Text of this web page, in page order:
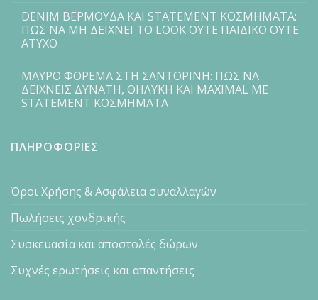
DENIM ΒΕΡΜΟΥΔΑ ΚΑΙ STATEMENT ΚΟΣΜΗΜΑΤΑ:
ΠΩΣ ΝΑ ΜΗ ΔΕΙΧΝΕΙ ΤΟ LOOK ΟΥΤΕ ΠΑΙΔΙΚΟ ΟΥΤΕ
ΑΤΥΧΟ
ΜΑΥΡΟ ΦΟΡΕΜΑ ΣΤΗ ΣΑΝΤΟΡΙΝΗ: ΠΩΣ ΝΑ
ΔΕΙΧΝΕΙΣ ΔΥΝΑΤΗ, ΘΗΛΥΚΗ ΚΑΙ MAXIMAL ΜΕ
STATEMENT ΚΟΣΜΗΜΑΤΑ
ΠΛΗΡΟΦΟΡΙΕΣ
Όροι Χρήσης & Ασφάλεια συναλλαγών
Πωλήσεις χονδρικής
Συσκευασία και αποστολές δώρων
Συχνές ερωτήσεις και απαντήσεις